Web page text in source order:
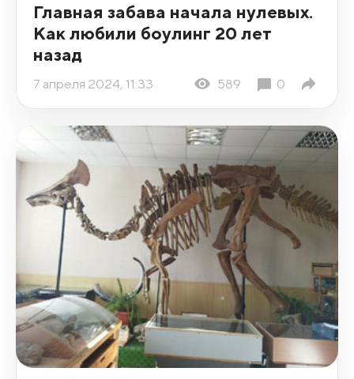
Главная забава начала нулевых.
Как любили боулинг 20 лет
назад
7 апреля 2024, 11:33 589 0